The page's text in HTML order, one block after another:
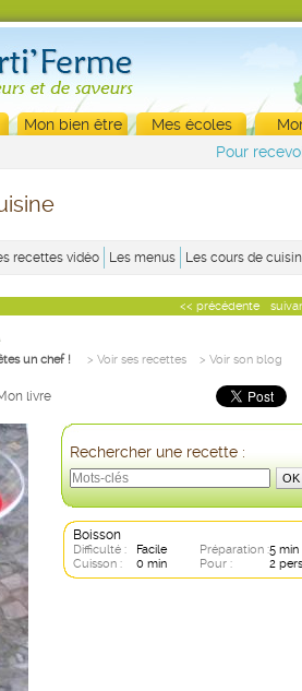
Mon bien être Mes écoles
Pour
recettes vidéo Les menus Les cours de
<< précédente
un chef ! > Voir ses recettes > Voir son blog
livre
Rechercher une recette :
Boisson
Difficulté : Facile Préparation :5 min
Cuisson :
0 min Pour : 2 pers